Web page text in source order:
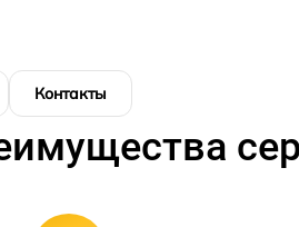
Контакты